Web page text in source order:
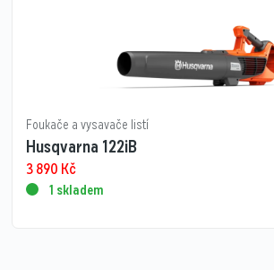
Foukače a vysavače listí
Husqvarna 122iB
3 890 Kč
1 skladem